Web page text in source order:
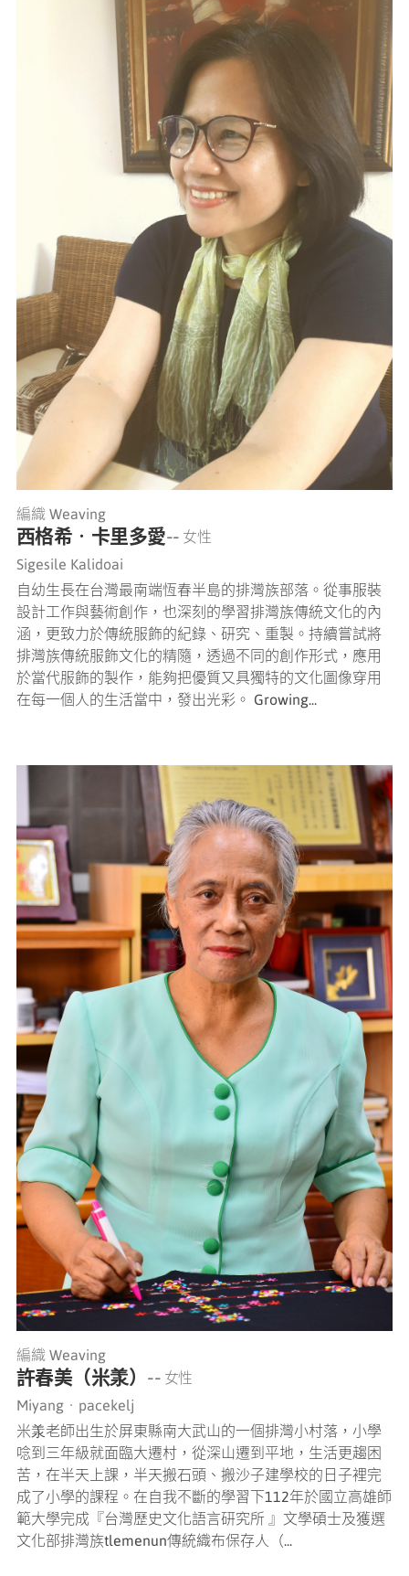
編織 Weaving
西格希‧卡里多愛-- 女性
Sigesile Kalidoai
自幼生長在台灣最南端恆春半島的排灣族部落。從事服裝
設計工作與藝術創作，也深刻的學習排灣族傳統文化的內
涵，更致力於傳統服飾的紀錄、研究、重製。持續嘗試將
排灣族傳統服飾文化的精隨，透過不同的創作形式，應用
於當代服飾的製作，能夠把優質又具獨特的文化圖像穿用
在每一個人的生活當中，發出光彩。 Growing...
編織 Weaving
許春美（米羕） -- 女性
Miyang‧pacekelj
米羕老師出生於屏東縣南大武山的一個排灣小村落，小學
唸到三年級就面臨大遷村，從深山遷到平地，生活更趨困
苦，在半天上課，半天搬石頭、搬沙子建學校的日子裡完
成了小學的課程。在自我不斷的學習下112年於國立高雄師
範大學完成『台灣歷史文化語言研究所 』文學碩士及獲選
文化部排灣族tlemenun傳統織布保存人（...